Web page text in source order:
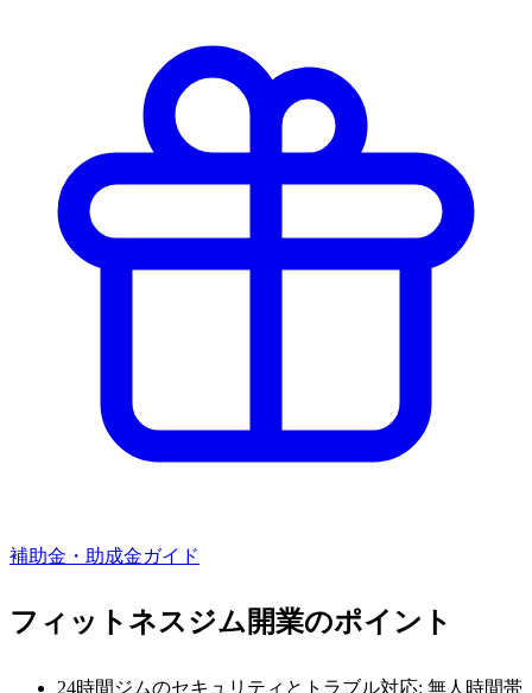
補助金・助成金ガイド
フィットネスジム 開業のポイント
24時間ジムのセキュリティとトラブル対応: 無人時間帯